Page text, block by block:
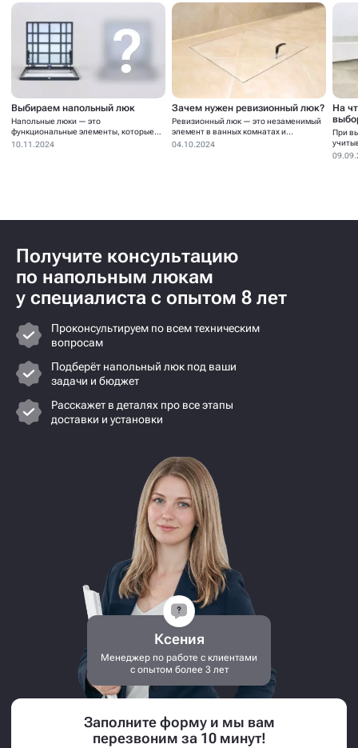
Выбираем напольный люк
Напольные люки — это
функциональные элементы, которые
устанавливаются для...
10.11.2024
Зачем нужен ревизионный люк?
Ревизионный люк — это незаменимый
элемент в ванных комнатах и...
04.10.2024
На
При
Получите консультацию
по напольным люкам
у специалиста с опытом 8 лет
Проконсультируем по всем техническим
вопросам
Подберёт напольный люк под ваши
задачи и бюджет
Расскажет в деталях про все этапы
доставки и установки
Ксения
Менеджер по работе с клиентами
с опытом более 3 лет
Заполните форму и мы вам
перезвоним за 10 минут!